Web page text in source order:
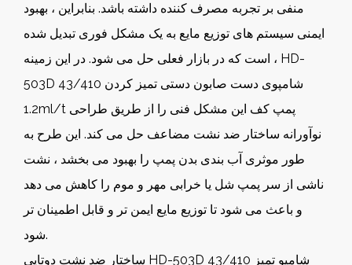
منفی بر تجربه مصرف کننده داشته باشد. بنابراین ، بهبود
ایمنی سیستم های توزیع مایع به یک مشکل فوری تبدیل شده
است که در بازار فعلی حل می شود. در این زمینه ، HD-
503D 43/410 شامپوی دست صابون دستی تمیز کردن
1.2ml/t پمپ کف این مشکل فنی را از طریق طراحی
نوآورانه ساختار ضد نشت مضاعف حل می کند. این طرح به
طور موثری آب بندی بدن پمپ را بهبود می بخشد ، نشت
ناشی از سر پمپ شل یا خرابی مهر و موم را کاهش می دهد
و باعث می شود تا توزیع مایع ایمن تر و قابل اطمینان تر
شود.
ساختار ضد نشت دوتایی HD-503D 43/410 شامپو تمیز